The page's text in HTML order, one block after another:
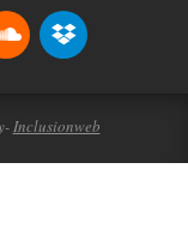
Inclusionweb